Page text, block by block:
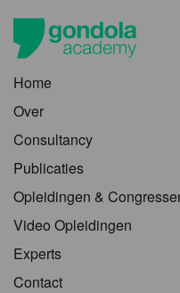
Home
Over
Consultancy
Publicaties
Opleidingen &
Video Opleidingen
Experts
Contact